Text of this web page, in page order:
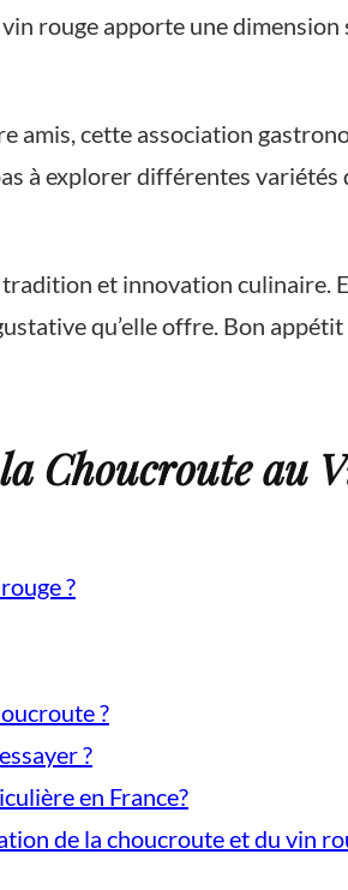
rouge apporte une
amis, cette association
à explorer différentes variétés
et innovation culinaire.
qu’elle offre. Bon appétit
Choucroute au
?
?
?
en France?
de la choucroute et du vin